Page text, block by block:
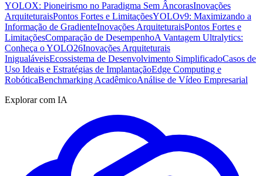
YOLOX: Pioneirismo no Paradigma Sem ÂncorasInovações
ArquiteturaisPontos Fortes e LimitaçõesYOLOv9: Maximizando a
Informação de GradienteInovações ArquiteturaisPontos Fortes e
LimitaçõesComparação de DesempenhoA Vantagem Ultralytics:
Conheça o YOLO26Inovações Arquiteturais
InigualáveisEcossistema de Desenvolvimento SimplificadoCasos de
Uso Ideais e Estratégias de ImplantaçãoEdge Computing e
RobóticaBenchmarking AcadêmicoAnálise de Vídeo Empresarial
Explorar com IA